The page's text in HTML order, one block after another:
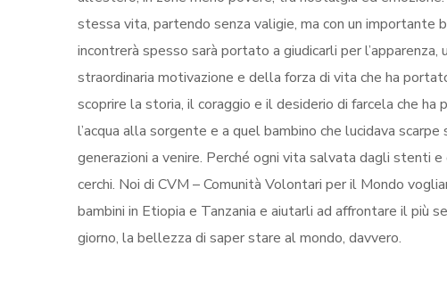
stessa vita, partendo senza valigie, ma con un
incontrerà spesso sarà portato a giudicarli per
straordinaria motivazione e della forza di vita che ha
scoprire la storia, il coraggio e il desiderio di farcela che
l’acqua alla sorgente e a quel bambino che lucidava
generazioni a venire. Perché ogni vita salvata dagli stenti
cerchi. Noi di CVM – Comunità Volontari per il Mondo
bambini in Etiopia e Tanzania e aiutarli ad affrontare il più
giorno, la bellezza di saper stare al mondo, davvero.